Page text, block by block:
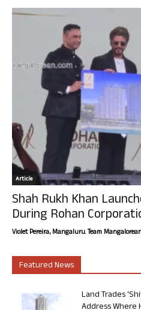
Article
Shah Rukh Khan
During Rohan
Violet Pereira, Mangaluru. Team
Featured News
Land Trades